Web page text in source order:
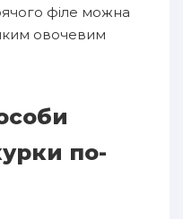
філе можна
овочевим
по-